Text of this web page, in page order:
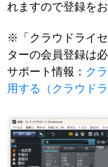
れますので登録をお
※「クラウドライ
ターの会員登録は
サポート情報： ク
用する（クラウドラ